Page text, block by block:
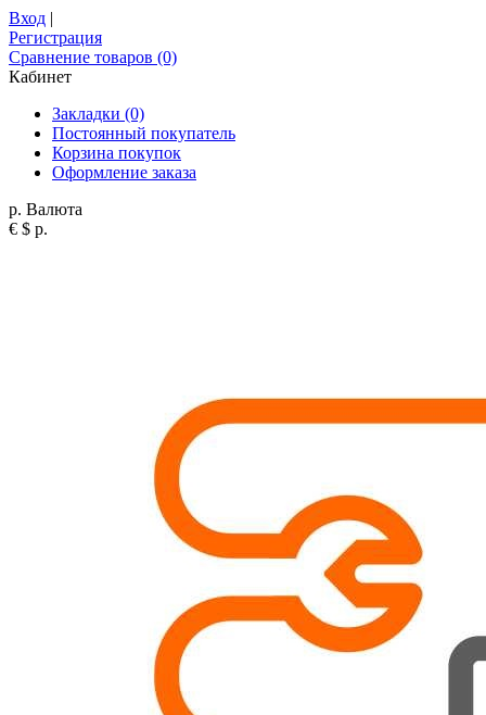
Вход |
Регистрация
Сравнение товаров (0)
Кабинет
Закладки (0)
Постоянный покупатель
Корзина покупок
Оформление заказа
р. Валюта
€ $ р.